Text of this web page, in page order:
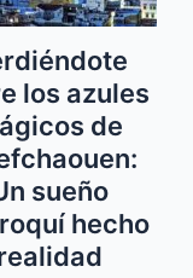
los azules
de
sueño
hecho